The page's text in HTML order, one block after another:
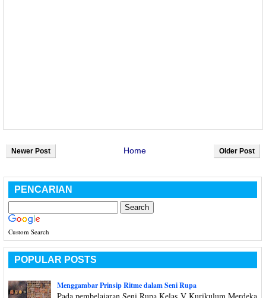
Newer Post Older Post
Home
PENCARIAN
Custom Search
POPULAR POSTS
Menggambar Prinsip Ritme dalam Seni Rupa